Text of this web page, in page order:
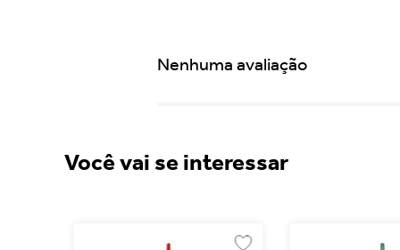
Nenhuma avaliação
Você vai se interessar